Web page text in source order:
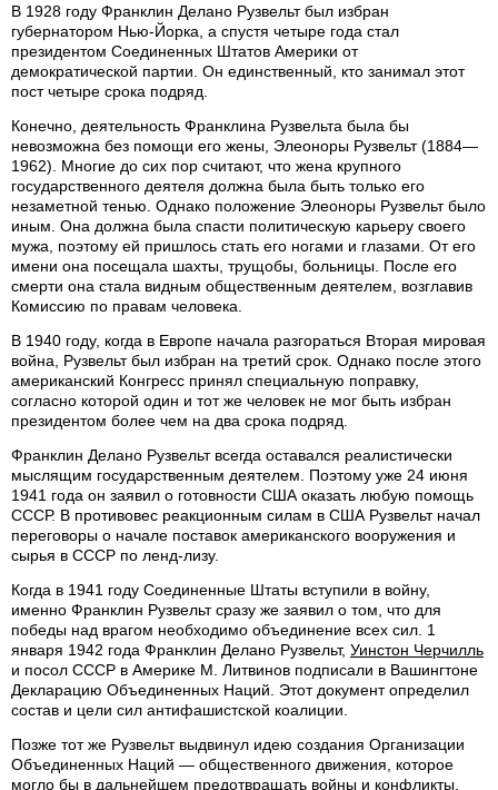
В 1928 году Франклин Делано Рузвельт был избран
губернатором Нью-Йорка, а спустя четыре года стал
президентом Соединенных Штатов Америки от
демократической партии. Он единственный, кто занимал этот
пост четыре срока подряд.
Конечно, деятельность Франклина Рузвельта была бы
невозможна без помощи его жены, Элеоноры Рузвельт (1884—
1962). Многие до сих пор считают, что жена крупного
государственного деятеля должна была быть только его
незаметной тенью. Однако положение Элеоноры Рузвельт было
иным. Она должна была спасти политическую карьеру своего
мужа, поэтому ей пришлось стать его ногами и глазами. От его
имени она посещала шахты, трущобы, больницы. После его
смерти она стала видным общественным деятелем, возглавив
Комиссию по правам человека.
В 1940 году, когда в Европе начала разгораться Вторая мировая
война, Рузвельт был избран на третий срок. Однако после этого
американский Конгресс принял специальную поправку,
согласно которой один и тот же человек не мог быть избран
президентом более чем на два срока подряд.
Франклин Делано Рузвельт всегда оставался реалистически
мыслящим государственным деятелем. Поэтому уже 24 июня
1941 года он заявил о готовности США оказать любую помощь
СССР. В противовес реакционным силам в США Рузвельт начал
переговоры о начале поставок американского вооружения и
сырья в СССР по ленд-лизу.
Когда в 1941 году Соединенные Штаты вступили в войну,
именно Франклин Рузвельт сразу же заявил о том, что для
победы над врагом необходимо объединение всех сил. 1
января 1942 года Франклин Делано Рузвельт, Уинстон Черчилль
и посол СССР в Америке М. Литвинов подписали в Вашингтоне
Декларацию Объединенных Наций. Этот документ определил
состав и цели сил антифашистской коалиции.
Позже тот же Рузвельт выдвинул идею создания Организации
Объединенных Наций — общественного движения, которое
могло бы в дальнейшем предотвращать войны и конфликты.